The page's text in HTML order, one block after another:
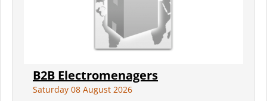
B2B Electromenagers
Saturday 08 August 2026